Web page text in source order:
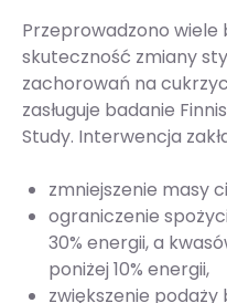
Przeprowadzono wiele
skuteczność zmiany
zachorowań na
zasługuje badanie
Study. Interwencja
zmniejszenie masy
ograniczenie
30% energii, a
poniżej 10% energii,
zwiększenie